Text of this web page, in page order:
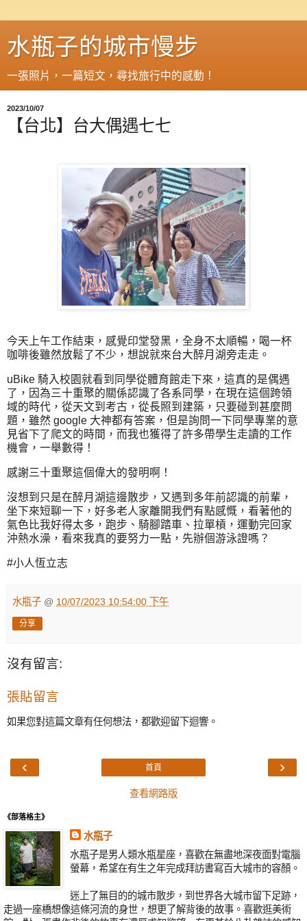
水瓶子的城市慢步
一張照片，一篇短文，尋找旅行中的感動！
2023/10/07
【台北】台大偶遇七七
今天上午工作結束，感覺印堂發黑，全身不太順暢，喝一杯
咖啡後雖然放鬆了不少，想說就來台大醉月湖旁走走。
uBike 騎入校園就看到同學從體育館走下來，這真的是偶遇
了，因為三十重聚的關係認識了各系同學，在現在這個跨領
域的時代，從天文到考古，從長照到建築，只要碰到甚麼問
題，雖然 google 大神都有答案，但是詢問一下同學專業的意
見省下了爬文的時間，而我也獲得了許多帶學生走讀的工作
機會，一舉數得！
感謝三十重聚這個偉大的發明啊！
沒想到只是在醉月湖這邊散步，又遇到多年前認識的前輩，
坐下來短聊一下，好多老人家離開我們有點感慨，看著他的
氣色比我好得太多，跑步、騎腳踏車、拉單槓，運動完回家
沖熱水澡，看來我真的要努力一點，先辦個游泳證嗎？
#小人恆立志
水瓶子 @ 10/07/2023 10:54:00 下午
分享
沒有留言:
張貼留言
如果您對這篇文章有任何想法，都歡迎留下迴響。
‹ ›
首頁
查看網路版
《部落格主》
水瓶子
水瓶子是男人類水瓶星座，喜歡在無盡地深夜面對電腦
螢幕，希望在有生之年完成拜訪書寫百大城市的容顏。
迷上了無目的的城市散步，到世界各大城市留下足跡，
走過一座橋想像這條河流的身世，想更了解背後的故事。喜歡逛美術